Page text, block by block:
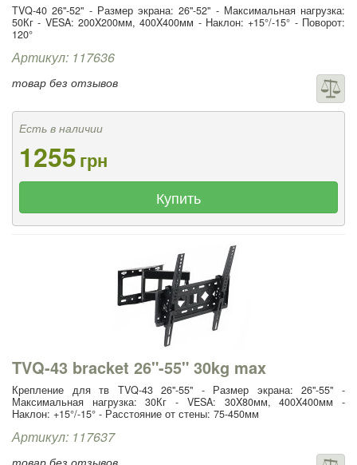
TVQ-40 26"-52" - Размер экрана: 26"-52" - Максимальная нагрузка:
50Кг - VESA: 200X200мм, 400X400мм - Наклон: +15°/-15° - Поворот:
120°
Артикул: 117636
товар без отзывов
Есть в наличии
1255грн
Купить
TVQ-43 bracket 26"-55" 30kg max
Крепление для тв TVQ-43 26"-55" - Размер экрана: 26"-55" -
Максимальная нагрузка: 30Кг - VESA: 30X80мм, 400X400мм -
Наклон: +15°/-15° - Расстояние от стены: 75-450мм
Артикул: 117637
товар без отзывов